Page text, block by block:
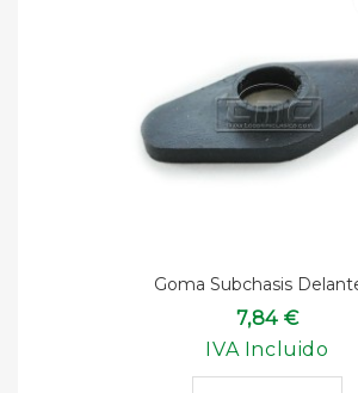
Goma Subchasis
7,84 €
IVA Incluido